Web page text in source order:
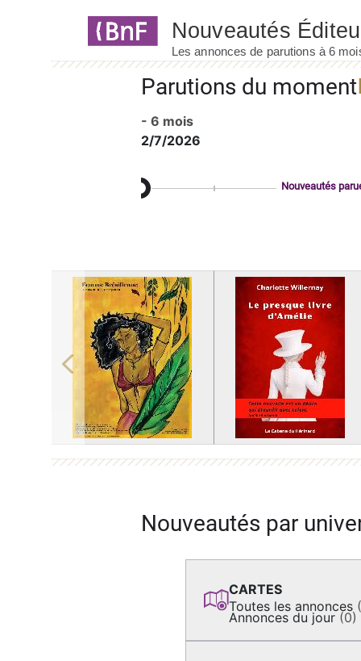
Parutions du moment
- 6 mois
2/7/2026
Nouveautés
Previous
Nouveautés par
CARTES
Toutes les annonces
Annonces du jour (0)